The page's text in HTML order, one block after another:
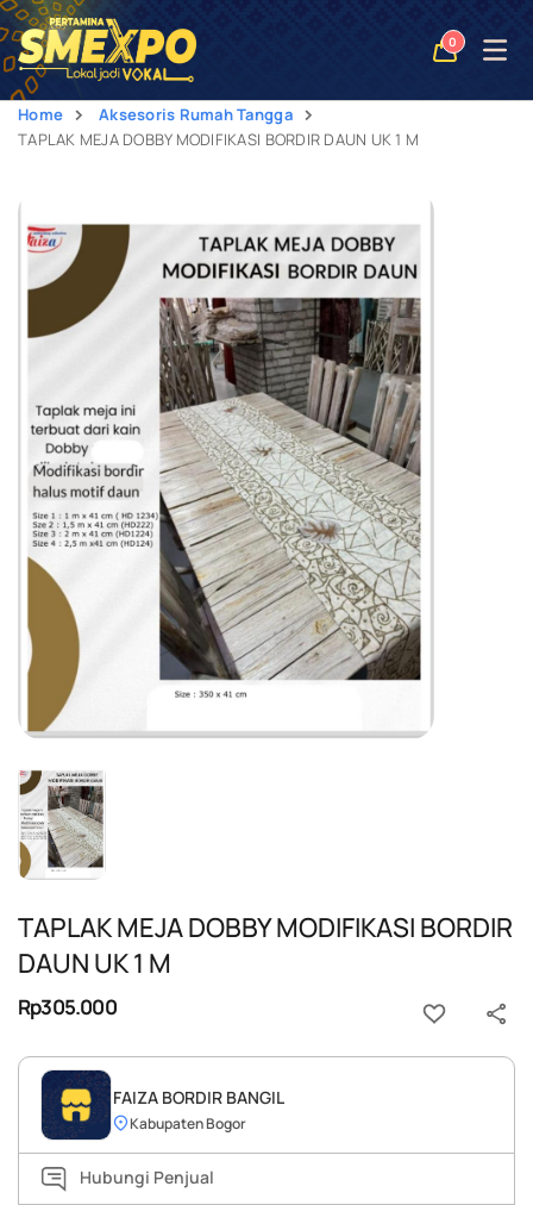
0
Open
Home
Aksesoris Rumah Tangga
TAPLAK MEJA DOBBY MODIFIKASI BORDIR DAUN UK 1 M
TAPLAK MEJA DOBBY MODIFIKASI BORDIR
DAUN UK 1 M
Rp305.000
FAIZA BORDIR BANGIL
Kabupaten Bogor
Hubungi Penjual